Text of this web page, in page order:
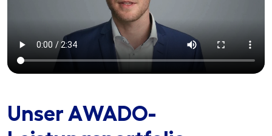
Unser AWADO-